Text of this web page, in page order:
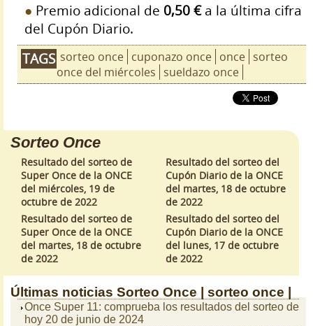
Premio adicional de 0,50 €a la última cifra
del Cupón Diario.
TAGS sorteo once cuponazo once once sorteo
once del miércoles sueldazo once
Sorteo Once
Resultado del sorteo de
Super Once de la ONCE
del miércoles, 19 de
octubre de 2022
Resultado del sorteo del
Cupón Diario de la ONCE
del martes, 18 de octubre
de 2022
Resultado del sorteo de
Super Once de la ONCE
del martes, 18 de octubre
de 2022
Resultado del sorteo del
Cupón Diario de la ONCE
del lunes, 17 de octubre
de 2022
Últimas noticias Sorteo Once | sorteo once |
Once Super 11: comprueba los resultados del sorteo de
hoy 20 de junio de 2024